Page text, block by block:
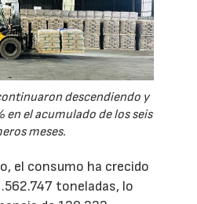
descendiendo y
en el acumulado de los seis
meses.
el consumo ha crecido
toneladas, lo